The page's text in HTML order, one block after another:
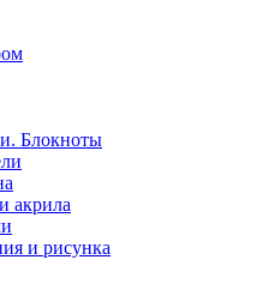
Блокноты
акрила
и рисунка